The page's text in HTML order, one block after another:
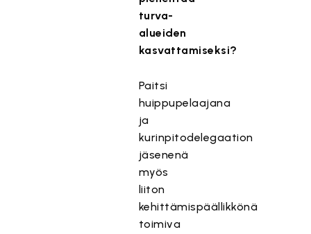
turva-
alueiden
kasvattamiseksi?
Paitsi
huippupelaajana
ja
kurinpitodelegaation
jäsenenä
myös
liiton
kehittämispäällikkönä
toimiva